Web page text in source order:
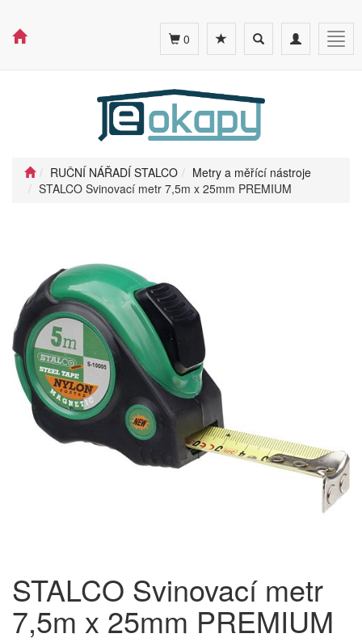
Toggle
navigation
Toggle
search
0
RUČNÍ NÁŘADÍ STALCO
Metry a měřící nástroje
STALCO Svinovací metr 7,5m x 25mm PREMIUM
STALCO Svinovací metr
7,5m x 25mm PREMIUM